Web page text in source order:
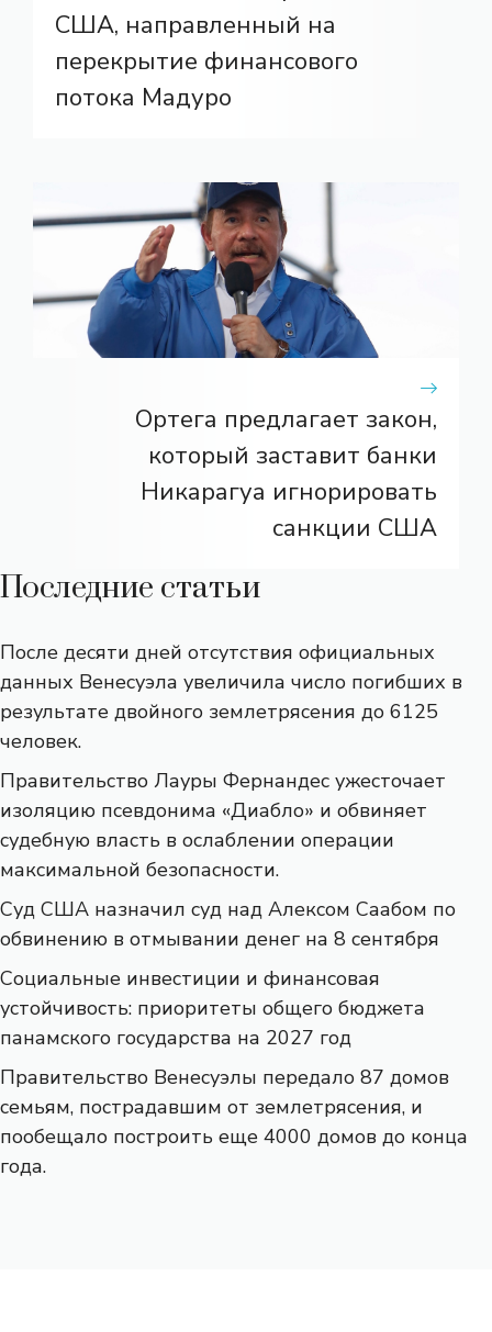
США, направленный на
перекрытие финансового
потока Мадуро
Ортега предлагает закон,
который заставит банки
Никарагуа игнорировать
санкции США
Последние статьи
После десяти дней отсутствия официальных
данных Венесуэла увеличила число погибших в
результате двойного землетрясения до 6125
человек.
Правительство Лауры Фернандес ужесточает
изоляцию псевдонима «Диабло» и обвиняет
судебную власть в ослаблении операции
максимальной безопасности.
Суд США назначил суд над Алексом Саабом по
обвинению в отмывании денег на 8 сентября
Социальные инвестиции и финансовая
устойчивость: приоритеты общего бюджета
панамского государства на 2027 год
Правительство Венесуэлы передало 87 домов
семьям, пострадавшим от землетрясения, и
пообещало построить еще 4000 домов до конца
года.